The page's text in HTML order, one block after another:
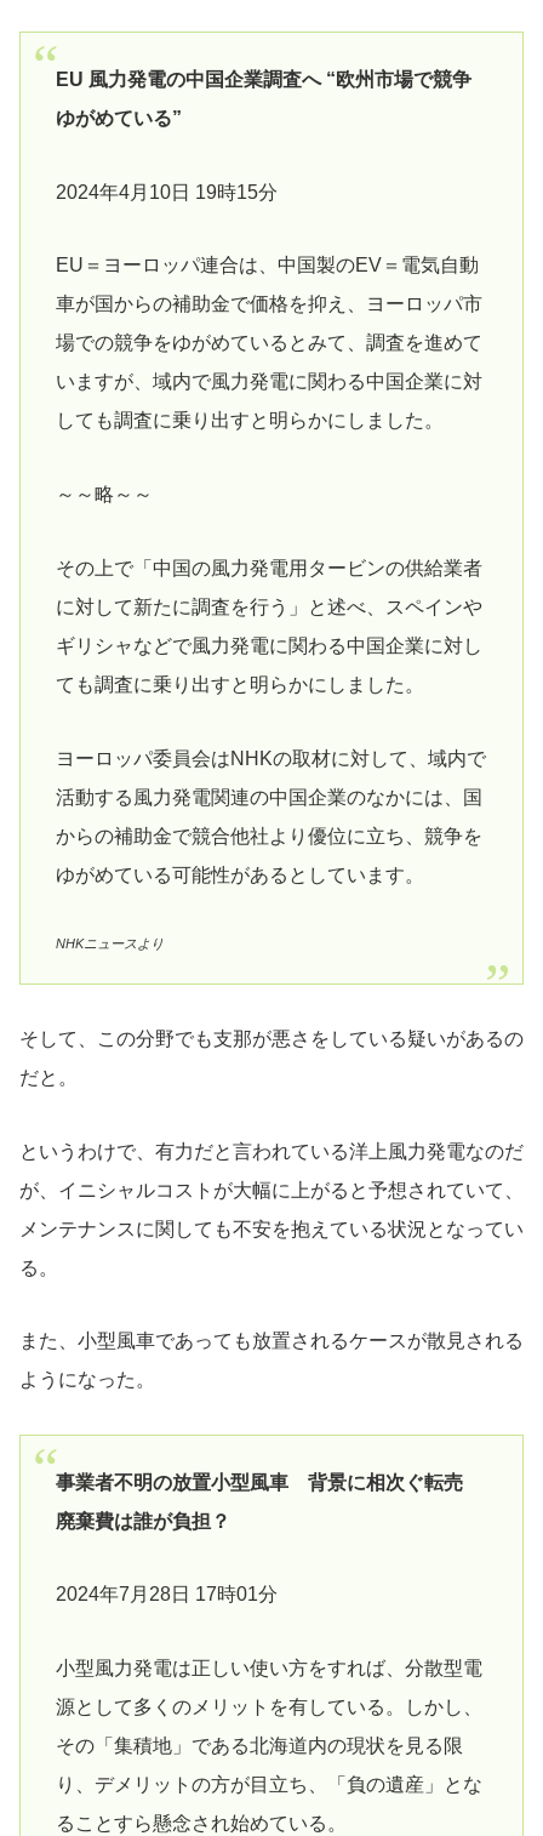
EU 風力発電の中国企業調査へ “欧州市場で競争
ゆがめている”
2024年4月10日 19時15分
EU＝ヨーロッパ連合は、中国製のEV＝電気自動
車が国からの補助金で価格を抑え、ヨーロッパ市
場での競争をゆがめているとみて、調査を進めて
いますが、域内で風力発電に関わる中国企業に対
しても調査に乗り出すと明らかにしました。
～～略～～
その上で「中国の風力発電用タービンの供給業者
に対して新たに調査を行う」と述べ、スペインや
ギリシャなどで風力発電に関わる中国企業に対し
ても調査に乗り出すと明らかにしました。
ヨーロッパ委員会はNHKの取材に対して、域内で
活動する風力発電関連の中国企業のなかには、国
からの補助金で競合他社より優位に立ち、競争を
ゆがめている可能性があるとしています。
NHKニュースより
そして、この分野でも支那が悪さをしている疑いがあるの
だと。
というわけで、有力だと言われている洋上風力発電なのだ
が、イニシャルコストが大幅に上がると予想されていて、
メンテナンスに関しても不安を抱えている状況となってい
る。
また、小型風車であっても放置されるケースが散見される
ようになった。
事業者不明の放置小型風車 背景に相次ぐ転売
廃棄費は誰が負担？
2024年7月28日 17時01分
小型風力発電は正しい使い方をすれば、分散型電
源として多くのメリットを有している。しかし、
その「集積地」である北海道内の現状を見る限
り、デメリットの方が目立ち、「負の遺産」とな
ることすら懸念され始めている。